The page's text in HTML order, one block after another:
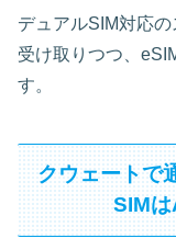
デュアルSIM対応
受け取りつつ、
す。
クウェートで
SIM